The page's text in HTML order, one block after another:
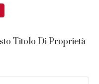
Titolo Di Proprietà